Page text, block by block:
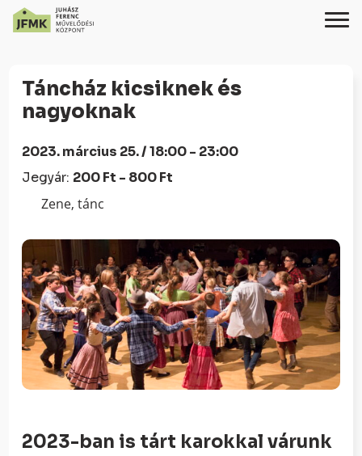
Content
navigációhoz
Táncház kicsiknek és
nagyoknak
2023. március 25. / 18:00 - 23:00
Jegyár: 200 Ft - 800 Ft
Zene, tánc
2023-ban is tárt karokkal várunk